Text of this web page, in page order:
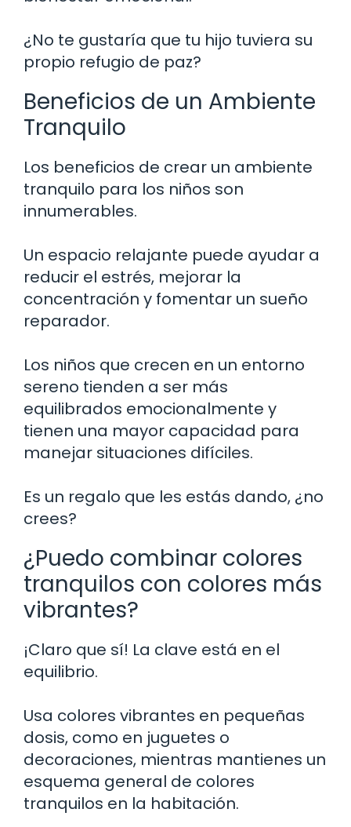
¿No te gustaría que tu hijo tuviera su
propio refugio de paz?
Beneficios de un Ambiente
Tranquilo
Los beneficios de crear un ambiente
tranquilo para los niños son
innumerables.
Un espacio relajante puede ayudar a
reducir el estrés, mejorar la
concentración y fomentar un sueño
reparador.
Los niños que crecen en un entorno
sereno tienden a ser más
equilibrados emocionalmente y
tienen una mayor capacidad para
manejar situaciones difíciles.
Es un regalo que les estás dando, ¿no
crees?
¿Puedo combinar colores
tranquilos con colores más
vibrantes?
¡Claro que sí! La clave está en el
equilibrio.
Usa colores vibrantes en pequeñas
dosis, como en juguetes o
decoraciones, mientras mantienes un
esquema general de colores
tranquilos en la habitación.